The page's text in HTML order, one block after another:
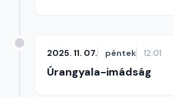
2025. 11. 07. péntek 12:01
Úrangyala-imádság